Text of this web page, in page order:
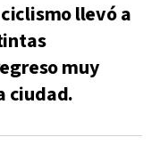
llevó a
muy
ciudad.